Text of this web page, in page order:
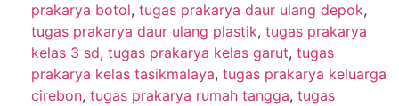
prakarya botol, tugas prakarya daur ulang depok,
tugas prakarya daur ulang plastik, tugas prakarya
kelas 3 sd, tugas prakarya kelas garut, tugas
prakarya kelas tasikmalaya, tugas prakarya keluarga
cirebon, tugas prakarya rumah tangga, tugas